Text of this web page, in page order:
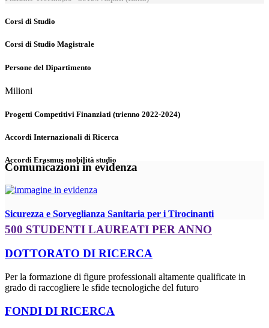
Corsi di Studio
Corsi di Studio Magistrale
Persone del Dipartimento
Milioni
Progetti Competitivi Finanziati (trienno 2022-2024)
Accordi Internazionali di Ricerca
Accordi Erasmus mobilità studio
Comunicazioni in evidenza
Sicurezza e Sorveglianza Sanitaria per i Tirocinanti
500 STUDENTI LAUREATI PER ANNO
DOTTORATO DI RICERCA
Per la formazione di figure professionali altamente qualificate in
grado di raccogliere le sfide tecnologiche del futuro
FONDI DI RICERCA